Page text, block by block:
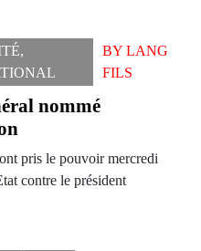
,
BY LANG
FILS
nommé
pris le pouvoir mercredi
contre le président